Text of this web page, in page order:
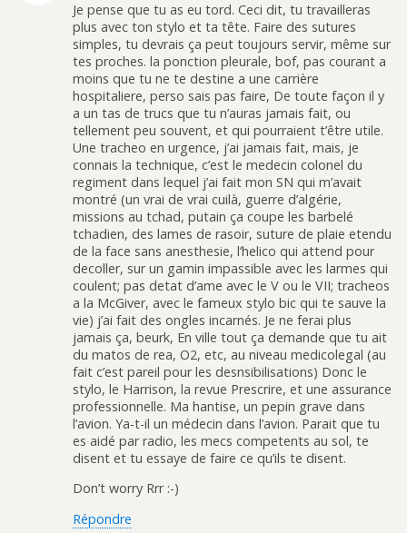
Je pense que tu as eu tord. Ceci dit, tu travailleras
plus avec ton stylo et ta tête. Faire des sutures
simples, tu devrais ça peut toujours servir, même sur
tes proches. la ponction pleurale, bof, pas courant a
moins que tu ne te destine a une carrière
hospitaliere, perso sais pas faire, De toute façon il y
a un tas de trucs que tu n’auras jamais fait, ou
tellement peu souvent, et qui pourraient t’être utile.
Une tracheo en urgence, j’ai jamais fait, mais, je
connais la technique, c’est le medecin colonel du
regiment dans lequel j’ai fait mon SN qui m’avait
montré (un vrai de vrai cuilà, guerre d’algérie,
missions au tchad, putain ça coupe les barbelé
tchadien, des lames de rasoir, suture de plaie etendu
de la face sans anesthesie, l’helico qui attend pour
decoller, sur un gamin impassible avec les larmes qui
coulent; pas detat d’ame avec le V ou le VII; tracheos
a la McGiver, avec le fameux stylo bic qui te sauve la
vie) j’ai fait des ongles incarnés. Je ne ferai plus
jamais ça, beurk, En ville tout ça demande que tu ait
du matos de rea, O2, etc, au niveau medicolegal (au
fait c’est pareil pour les desnsibilisations) Donc le
stylo, le Harrison, la revue Prescrire, et une assurance
professionnelle. Ma hantise, un pepin grave dans
l’avion. Ya-t-il un médecin dans l’avion. Parait que tu
es aidé par radio, les mecs competents au sol, te
disent et tu essaye de faire ce qu’ils te disent.
Don’t worry Rrr :-)
Répondre